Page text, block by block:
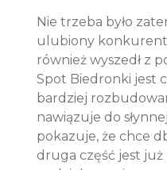
Nie trzeba było
ulubiony konkurent
również wyszedł z
Spot Biedronki jest
bardziej
nawiązuje do
pokazuje, że chce
druga część jest już